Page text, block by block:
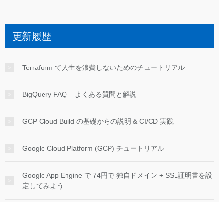
更新履歴
Terraform で人生を浪費しないためのチュートリアル
BigQuery FAQ – よくある質問と解説
GCP Cloud Build の基礎からの説明 & CI/CD 実践
Google Cloud Platform (GCP) チュートリアル
Google App Engine で 74円で 独自ドメイン + SSL証明書を設
定してみよう